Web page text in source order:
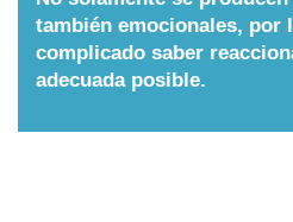
Nombres
también emocionales, por
complicado saber
adecuada posible.